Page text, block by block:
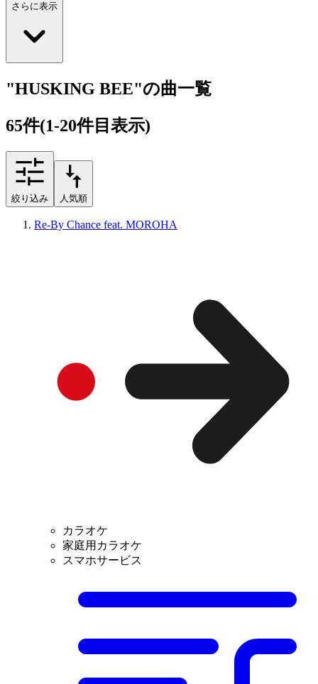
さらに表示
"HUSKING BEE"の曲一覧
65件(1-20件目表示)
絞り込み 人気順
Re-By Chance feat. MOROHA
カラオケ
家庭用カラオケ
スマホサービス